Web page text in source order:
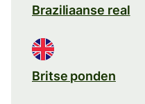
Braziliaanse real
Britse ponden